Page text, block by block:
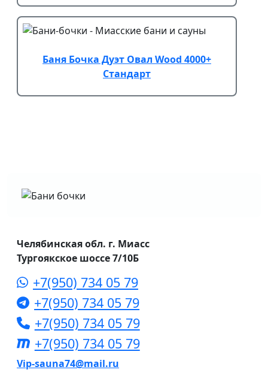
Баня Бочка Дуэт Овал Wood 4000+
Стандарт
Челябинская обл. г. Миасс
Тургоякское шоссе 7/10Б
+7(950) 734 05 79
+7(950) 734 05 79
+7(950) 734 05 79
+7(950) 734 05 79
Vip-sauna74@mail.ru